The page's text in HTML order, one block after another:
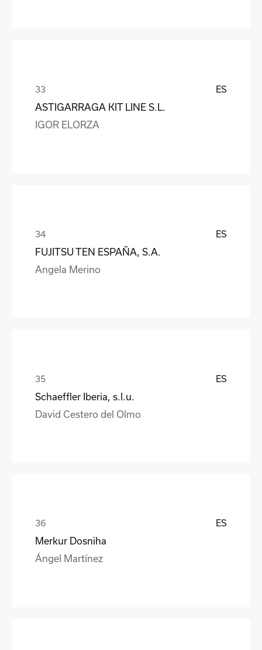
ES
ASTIGARRAGA KIT LINE S.L.
IGOR ELORZA
ES
FUJITSU TEN ESPAÑA, S.A.
Angela Merino
ES
Schaeffler Iberia, s.l.u.
David Cestero del Olmo
ES
Merkur Dosniha
Ángel Martínez